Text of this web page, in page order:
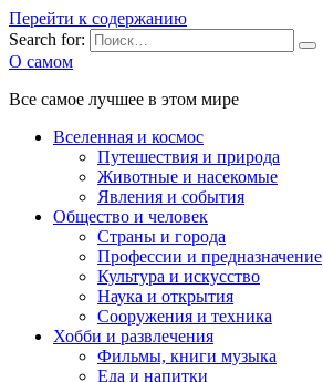
Перейти к содержанию
Search for:
О самом
Все самое лучшее в этом мире
Вселенная и космос
Путешествия и природа
Животные и насекомые
Явления и события
Общество и человек
Страны и города
Профессии и предназначение
Культура и искусство
Наука и открытия
Сооружения и техника
Хобби и развлечения
Фильмы, книги музыка
Еда и напитки